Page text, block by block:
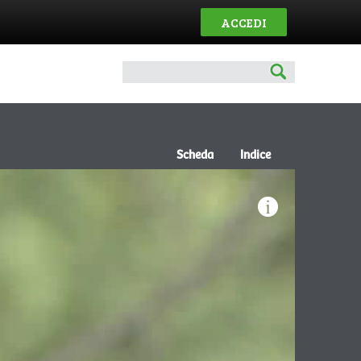
ACCEDI
Scheda Indice